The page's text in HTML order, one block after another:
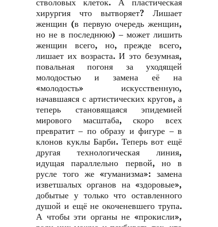
стволовых клеток. А пластическая
хирургия что вытворяет? Лишает
женщин (в первую очередь женщин,
но не в последнюю) – может лишить
женщин всего, но, прежде всего,
лишает их возраста. И это безумная,
повальная погоня за уходящей
молодостью и замена её на
«молодость» искусственную,
начавшаяся с артистических кругов, а
теперь становящаяся эпидемией
мирового масштаба, скоро всех
превратит – по образу и фигуре – в
клонов куклы Барби. Теперь вот ещё
другая технологическая линия,
идущая параллельно первой, но в
русле того же «гуманизма»: замена
изветшалых органов на «здоровые»,
добытые у только что оставленного
душой и ещё не окоченевшего трупа.
А чтобы эти органы не «прокисли»,